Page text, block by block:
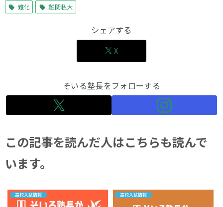
難化 難関私大
シェアする
X
そいる塾長をフォローする
この記事を読んだ人はこちらも読んで
います。
高校入試情報 高校入試情報